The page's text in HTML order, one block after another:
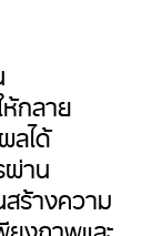
กลาย
ลได้
าน
ร้างความ
งภาพและ